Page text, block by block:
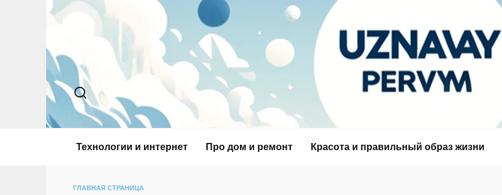
Технологии и интернет Про дом и ремонт Красота и правильный образ жизни
ГЛАВНАЯ СТРАНИЦА